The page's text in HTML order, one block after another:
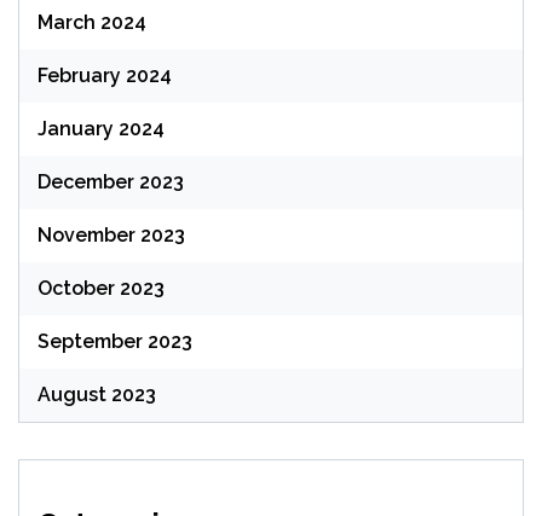
March 2024
February 2024
January 2024
December 2023
November 2023
October 2023
September 2023
August 2023